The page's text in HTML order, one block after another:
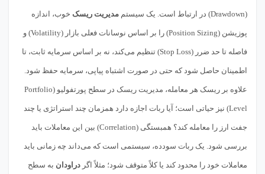
(Drawdown) در ارتباط است. یک سیستم مدیریت ریسک خوب، اندازه
پوزیشن (Position Sizing) را بر اساس نوسانات فعلی بازار (Volatility) و
فاصله تا حد ضرر (Stop Loss) تنظیم می‌کند، نه بر اساس سرمایه ثابت، تا
اطمینان حاصل شود که حتی در صورت اشتباه پیاپی، سرمایه حفظ شود.
علاوه بر ریسک هر معامله، مدیریت ریسک در سطح پورتفولیو (Portfolio
Level) نیز حیاتی است؛ آیا ربات اجازه دارد همزمان چند استراتژی یا چند
جفت ارز را معامله کند؟ همبستگی (Correlation) بین این معاملات باید
بررسی شود. یک ربات سودده، سیستمی است که می‌داند چه زمانی باید
معاملات خود را محدود کند یا کلاً متوقف شود؛ مثلاً اگر دراودان به سطح